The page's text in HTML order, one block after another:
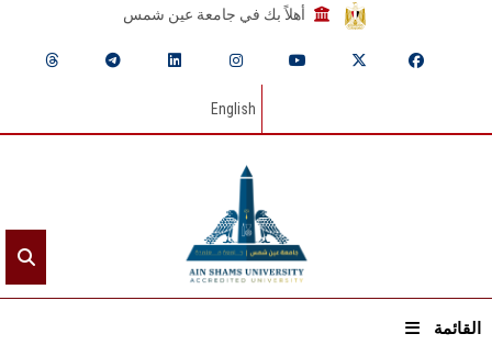
أهلاً بك في جامعة عين شمس
English
القائمة